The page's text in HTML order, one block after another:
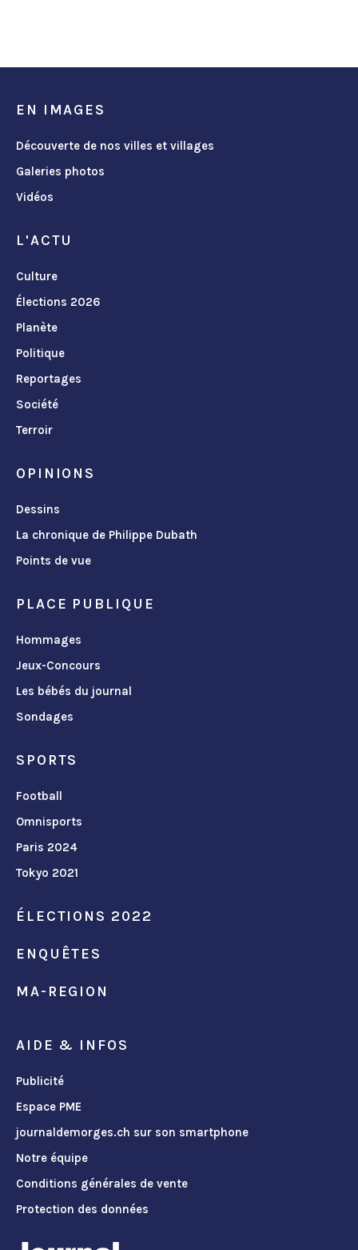
EN IMAGES
Découverte de nos villes et villages
Galeries photos
Vidéos
L'ACTU
Culture
Élections 2026
Planète
Politique
Reportages
Société
Terroir
OPINIONS
Dessins
La chronique de Philippe Dubath
Points de vue
PLACE PUBLIQUE
Hommages
Jeux-Concours
Les bébés du journal
Sondages
SPORTS
Football
Omnisports
Paris 2024
Tokyo 2021
ÉLECTIONS 2022
ENQUÊTES
MA-REGION
AIDE & INFOS
Publicité
Espace PME
journaldemorges.ch sur son smartphone
Notre équipe
Conditions générales de vente
Protection des données